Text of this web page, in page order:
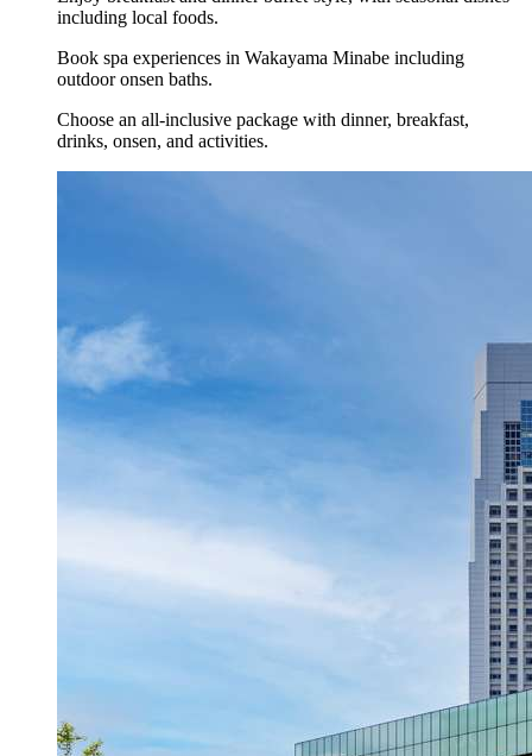
including local foods.
Book spa experiences in Wakayama Minabe including
outdoor onsen baths.
Choose an all-inclusive package with dinner, breakfast,
drinks, onsen, and activities.